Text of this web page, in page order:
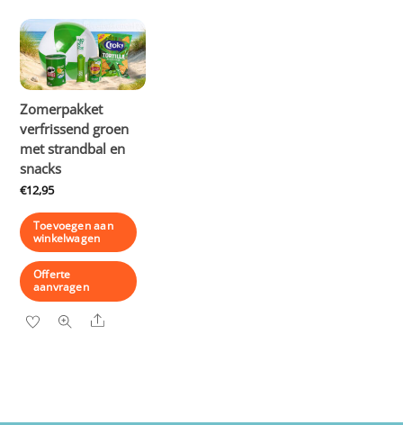
Zomerpakket
verfrissend groen
met strandbal en
snacks
€12,95
Toevoegen aan
winkelwagen
Offerte
aanvragen
Share